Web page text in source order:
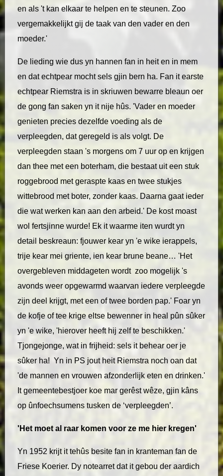
en als 't kan elkaar te helpen en te steunen. Zoo
vergemakkelijkt gij de taak van den vader en den
moeder.'
De lieding wie dus yn hannen fan in heit en in mem
en dat echtpear mocht sels gjin bern ha. Fan it earste
echtpear Riemstra is in skriuwen bewarre bleaun oer
de gong fan saken yn it nije hûs. 'Vader en moeder
genieten precies dezelfde voeding als de
verpleegden, dat geregeld is als volgt. De
verpleegden staan 's morgens om 7 uur op en krijgen
dan thee met een boterham, die bestaat uit een stuk
roggebrood met geraspte kaas en twee stukjes
wittebrood met boter, zonder kaas. Daarna gaat ieder
die wat werken kan aan den arbeid.' De kost moast
wol fertsjinne wurde! Ek it waarme iten wurdt yn
detail beskreaun: fjouwer kear yn 'e wike ierappels,
trije kear mei griente, ien kear brune beane… 'Het
overgebleven middageten wordt zoo mogelijk 's
avonds weer opgewarmd waarvan iedere verpleegde
zijn deel krijgt, met een of twee borden pap.' Foar yn
de kofje of tee krige eltse bewenner in heal pûn sûker
yn 'e wike, 'hierover heeft hij zelf te beschikken.'
Tjongejonge, wat in frijheid: sels it behear oer je
sûker ha! Yn in PS jout heit Riemstra noch oan dat
'de mannen en vrouwen afzonderlijk eten en drinken.'
It gemeentebestjoer koe mar gerêst wêze, gjin kâns
op ûnfoechsumens tusken de ‘verpleegden’.
'Het moet al raar komen voor ze me hier kregen'
Yn 1952 krijt it tehûs besite fan in kranteman fan de
Friese Koerier. Dy notearret dat it gebou der aardich